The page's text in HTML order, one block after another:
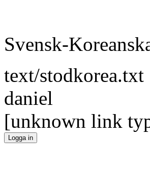
Svensk-
text/stodkorea.txt
daniel
[unknown link
Logga in